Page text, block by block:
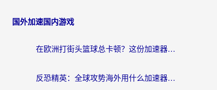
国外加速国内游戏
在欧洲打街头篮球总卡顿？这份加速器选择指南帮你解决延迟难题
反恐精英：全球攻势海外用什么加速器登录？海外党国服游戏畅玩指南